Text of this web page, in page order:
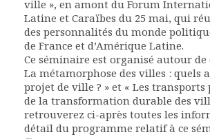
Rapports moraux
Rapports financiers
Nous rejoindre
Le bulletin
Présentation du bulletin
Comité de rédaction
Bulletins Villes en
développement
ville », en amont du Forum
Latine et Caraïbes du 25 mai, qui
des personnalités du monde
de France et d’Amérique Latine.
Ce séminaire est organisé autour de
La métamorphose des villes : quels
projet de ville ? » et « Les
de la transformation durable des
retrouverez ci-après toutes les
détail du programme relatif à ce